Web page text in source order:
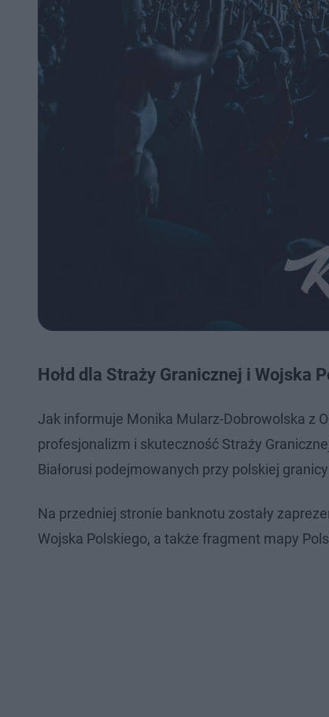
Hołd dla Straży Granicznej i Wojska
Jak informuje Monika Mularz-Dobrowolska z
profesjonalizm i skuteczność Straży
Białorusi podejmowanych przy polskiej
Na przedniej stronie banknotu zostały
Wojska Polskiego, a także fragment mapy